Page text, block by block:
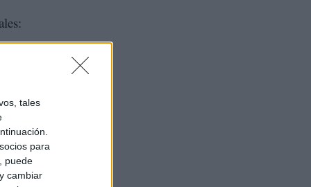
tales
para
puede
cambiar